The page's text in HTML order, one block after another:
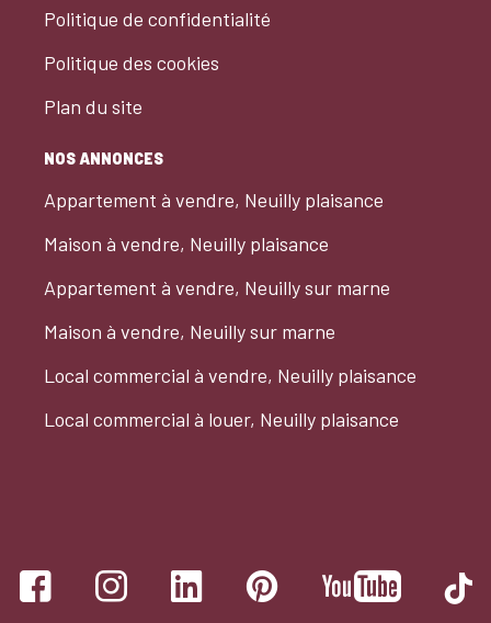
Politique de confidentialité
Politique des cookies
Plan du site
NOS ANNONCES
Appartement à vendre, Neuilly plaisance
Maison à vendre, Neuilly plaisance
Appartement à vendre, Neuilly sur marne
Maison à vendre, Neuilly sur marne
Local commercial à vendre, Neuilly plaisance
Local commercial à louer, Neuilly plaisance